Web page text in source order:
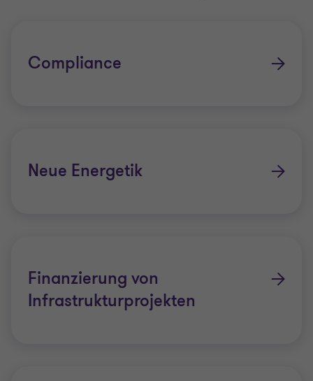
Compliance
Neue Energetik
Finanzierung von
Infrastrukturprojekten